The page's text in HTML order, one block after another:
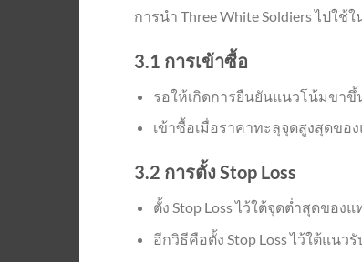
การนำ Three White Soldiers ไปใ
3.1 การเข้าซื้อ
รอให้เกิดการยืนยันแนวโน้มขาขึ้
เข้าซื้อเมื่อราคาทะลุจุดสูงสุดขอ
3.2 การตั้ง Stop Loss
ตั้ง Stop Loss ไว้ใต้จุดต่ำสุดของ
อีกวิธีคือตั้ง Stop Loss ไว้ใต้แนว